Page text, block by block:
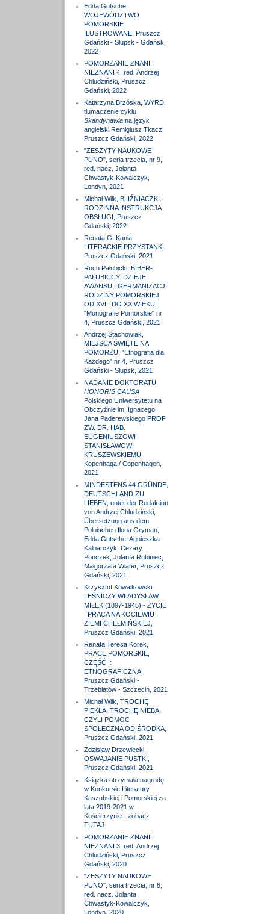
Edda Gutsche,
WOJEWÓDZTWO
POMORSKIE
ILUSTROWANE, Pruszcz
Gdański - Słupsk - Gdańsk,
2022
POMORZANIE ZNANI I
NIEZNANI 4, red. Andrzej
Chludziński, Pruszcz
Gdański, 2022
Katarzyna Brzóska, WYRD,
tłumaczenie cyklu
Skandynawiana język
angielski Remigiusz Tkacz,
Pruszcz Gdański, 2022
"ZESZYTY NAUKOWE
PUNO", seria trzecia, nr 9,
red. nacz. Jolanta
Chwastyk-Kowalczyk,
Londyn, 2021
Michał Wilk, BLIŹNIACZKI.
RODZINNA INSTRUKCJA
OBSŁUGI, Pruszcz
Gdański, 2022
Renata G. Kania,
LITERACKIE PRZYSTANKI,
Pruszcz Gdański, 2021
Roch Pałubicki, BIBER-
PAŁUBICCY. DZIEJE
AWANSU I GERMANIZACJI
RODZINY POMORSKIEJ
OD XVIII DO XX WIEKU,
"Monografie Pomorskie" nr
4, Pruszcz Gdański, 2021
Andrzej Stachowiak,
MIEJSCA ŚWIĘTE NA
POMORZU, "Etnografia dla
Każdego" nr 4, Pruszcz
Gdański - Słupsk, 2021
NADANIE DOKTORATU
HONORIS CAUSA
Polskiego Uniwersytetu na
Obczyźnie im. Ignacego
Jana Paderewskiego PROF.
ZW. DR. HAB.
EUGENIUSZOWI
STANISŁAWOWI
KRUSZEWSKIEMU,
Kopenhaga / Copenhagen,
2021
MINDESTENS 44 GRÜNDE,
DEUTSCHLAND ZU
LIEBEN, unter der Redaktion
von Andrzej Chludziński,
Übersetzung aus dem
Polnischen Ilona Gryman,
Edda Gutsche, Agnieszka
Kalbarczyk, Cezary
Ponczek, Jolanta Rubiniec,
Małgorzata Wiater, Pruszcz
Gdański, 2021
Krzysztof Kowalkowski,
LEŚNICZY WŁADYSŁAW
MIŁEK (1897-1945) - ŻYCIE
I PRACA NA KOCIEWIU I
ZIEMI CHEŁMIŃSKIEJ,
Pruszcz Gdański, 2021
Renata Teresa Korek,
PRACE POMORSKIE,
CZĘŚĆ I:
ETNOGRAFICZNA,
Pruszcz Gdański -
Trzebiatów - Szczecin, 2021
Michał Wilk, TROCHĘ
PIEKŁA, TROCHĘ NIEBA,
CZYLI POMOC
SPOŁECZNA OD ŚRODKA,
Pruszcz Gdański, 2021
Zdzisław Drzewiecki,
OSWAJANIE PUSTKI,
Pruszcz Gdański, 2021
Książka otrzymała nagrodę
w Konkursie Literatury
Kaszubskiej i Pomorskiej za
lata 2019-2021 w
Kościerzynie - zobacz
TUTAJ
POMORZANIE ZNANI I
NIEZNANI 3, red. Andrzej
Chludziński, Pruszcz
Gdański, 2020
"ZESZYTY NAUKOWE
PUNO", seria trzecia, nr 8,
red. nacz. Jolanta
Chwastyk-Kowalczyk,
Londyn, 2020